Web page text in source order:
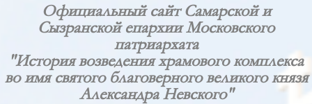
Официальный сайт Самарской и
Сызранской епархии Московского
патриархата
"История возведения храмового комплекса
во имя святого благоверного великого князя
Александра Невского"